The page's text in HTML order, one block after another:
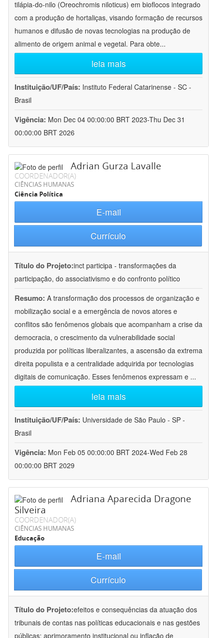
tilápia-do-nilo (Oreochromis niloticus) em bioflocos integrado
com a produção de hortaliças, visando formação de recursos
humanos e difusão de novas tecnologias na produção de
alimento de origem animal e vegetal. Para obte...
leia mais
Instituição/UF/País: Instituto Federal Catarinense - SC -
Brasil
Vigência: Mon Dec 04 00:00:00 BRT 2023-Thu Dec 31
00:00:00 BRT 2026
Adrian Gurza Lavalle
COORDENADOR(A)
CIÊNCIAS HUMANAS
Ciência Política
E-mail
Currículo
Título do Projeto:inct participa - transformações da
participação, do associativismo e do confronto político
Resumo: A transformação dos processos de organização e
mobilização social e a emergência de novos atores e
conflitos são fenômenos globais que acompanham a crise da
democracia, o crescimento da vulnerabilidade social
produzida por políticas liberalizantes, a ascensão da extrema
direita populista e a centralidade adquirida por tecnologias
digitais de comunicação. Esses fenômenos expressam e ...
leia mais
Instituição/UF/País: Universidade de São Paulo - SP -
Brasil
Vigência: Mon Feb 05 00:00:00 BRT 2024-Wed Feb 28
00:00:00 BRT 2029
Adriana Aparecida Dragone
Silveira
COORDENADOR(A)
CIÊNCIAS HUMANAS
Educação
E-mail
Currículo
Título do Projeto:efeitos e consequências da atuação dos
tribunais de contas nas políticas educacionais e nas gestões
públicas: aprimoramento institucional ou inflação de